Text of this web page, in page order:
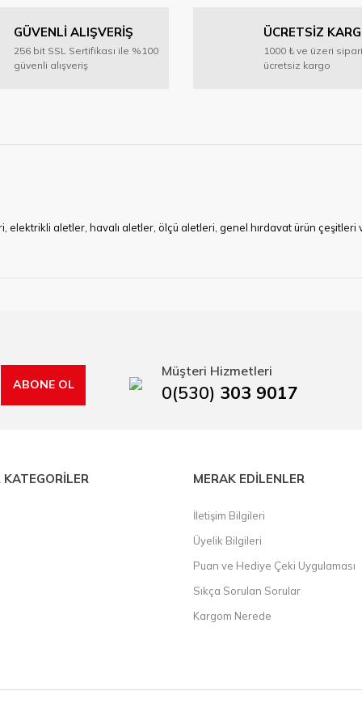
GÜVENLİ ALIŞVERİŞ
256 bit SSL Sertifikası ile %100
güvenli alışveriş
ÜCRETSİZ
1000 ₺ ve üzeri
ücretsiz kargo
elektrikli aletler, havalı aletler, ölçü aletleri, genel hırdavat ürün çeşitleri
ABONE OL
Müşteri Hizmetleri
0(530) 303 9017
KATEGORİLER MERAK EDİLENLER
İletişim Bilgileri
Üyelik Bilgileri
Puan ve Hediye Çeki Uygulaması
Sıkça Sorulan Sorular
Kargom Nerede